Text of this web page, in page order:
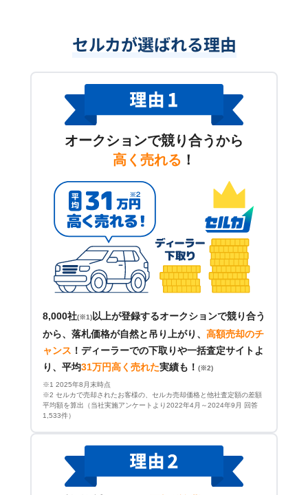
セルカが選ばれる理由
オークションで競り合うから
高く売れる ！
8,000社(※1)以上が登録するオークションで競り合う
から、落札価格が自然と吊り上がり、 高額売却のチ
ャンス ！ ディーラーでの下取りや一括査定サイトよ
り、平均31万円高く売れた実績も！ (※2)
※1 2025年8月末時点
※2 セルカで売却されたお客様の、セルカ売却価格と他社査定額の差額
平均額を算出（当社実施アンケートより2022年4月～2024年9月 回答
1,533件）